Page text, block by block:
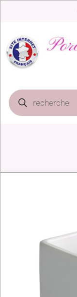
Recherche
de
produits